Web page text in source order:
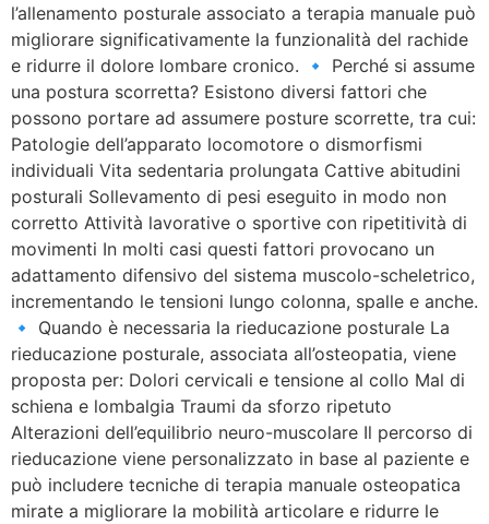
l’allenamento posturale associato a terapia manuale può
migliorare significativamente la funzionalità del rachide
e ridurre il dolore lombare cronico. 🔹 Perché si assume
una postura scorretta? Esistono diversi fattori che
possono portare ad assumere posture scorrette, tra cui:
Patologie dell’apparato locomotore o dismorfismi
individuali Vita sedentaria prolungata Cattive abitudini
posturali Sollevamento di pesi eseguito in modo non
corretto Attività lavorative o sportive con ripetitività di
movimenti In molti casi questi fattori provocano un
adattamento difensivo del sistema muscolo-scheletrico,
incrementando le tensioni lungo colonna, spalle e anche.
🔹 Quando è necessaria la rieducazione posturale La
rieducazione posturale, associata all’osteopatia, viene
proposta per: Dolori cervicali e tensione al collo Mal di
schiena e lombalgia Traumi da sforzo ripetuto
Alterazioni dell’equilibrio neuro-muscolare Il percorso di
rieducazione viene personalizzato in base al paziente e
può includere tecniche di terapia manuale osteopatica
mirate a migliorare la mobilità articolare e ridurre le